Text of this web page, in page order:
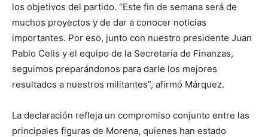
los objetivos del partido. “Este fin de semana será de
muchos proyectos y de dar a conocer noticias
importantes. Por eso, junto con nuestro presidente Juan
Pablo Celis y el equipo de la Secretaría de Finanzas,
seguimos preparándonos para darle los mejores
resultados a nuestros militantes”, afirmó Márquez.
La declaración refleja un compromiso conjunto entre las
principales figuras de Morena, quienes han estado